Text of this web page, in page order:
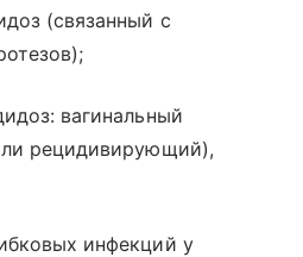
(связанный с
вагинальный
рецидивирующий),
инфекций у